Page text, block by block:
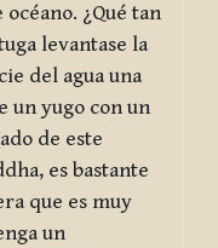
¿Qué tan
levantase la
del agua una
un yugo con un
de este
es bastante
que es muy
un